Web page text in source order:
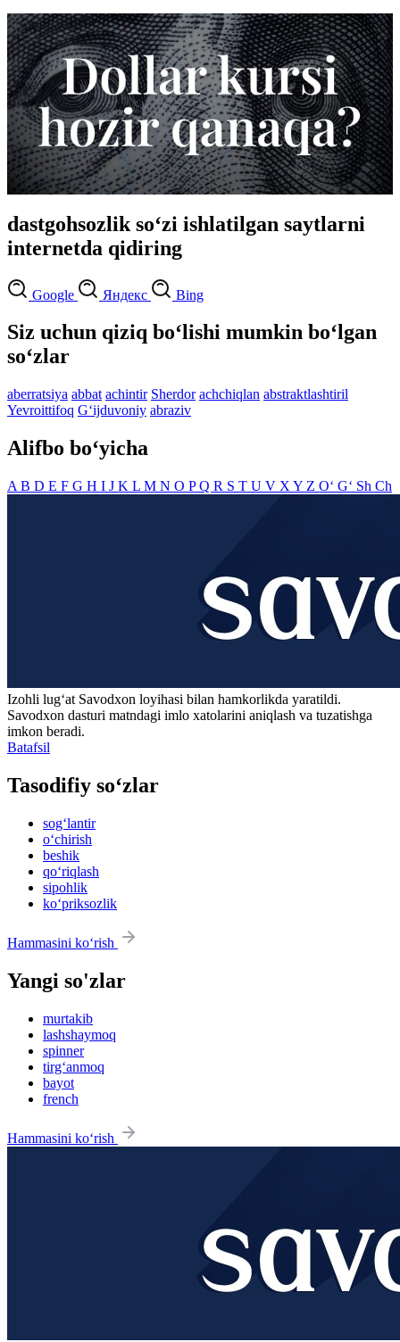
dastgohsozlik so‘zi ishlatilgan saytlarni
internetda qidiring
Google Яндекс Bing
Siz uchun qiziq bo‘lishi mumkin bo‘lgan
so‘zlar
aberratsiya abbat achintir Sherdor achchiqlan abstraktlashtiril
Yevroittifoq G‘ijduvoniy abraziv
Alifbo bo‘yicha
A B D E F G H I J K L M N O PQ R S T U V X Y Z O‘ G‘ Sh Ch
Izohli lugʻat Savodxon loyihasi bilan hamkorlikda yaratildi.
Savodxon dasturi matndagi imlo xatolarini aniqlash va tuzatishga
imkon beradi.
Batafsil
Tasodifiy so‘zlar
sog‘lantir
o‘chirish
beshik
qo‘riqlash
sipohlik
ko‘priksozlik
Hammasini ko‘rish
Yangi so'zlar
murtakib
lashshaymoq
spinner
tirg‘anmoq
bayot
french
Hammasini ko‘rish